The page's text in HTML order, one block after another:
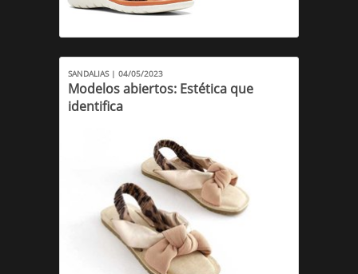
SANDALIAS | 04/05/2023
Modelos abiertos: Estética que
identifica